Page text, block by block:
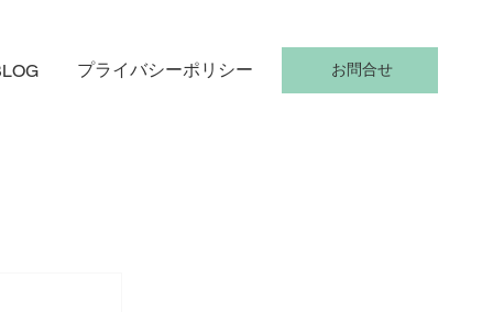
お問合せ
プライバシーポリシー